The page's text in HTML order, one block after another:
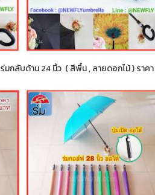
ร่มกลับด้าน 24 นิ้ว ( สีพื้น , ลายดอกไม้ ) ราค